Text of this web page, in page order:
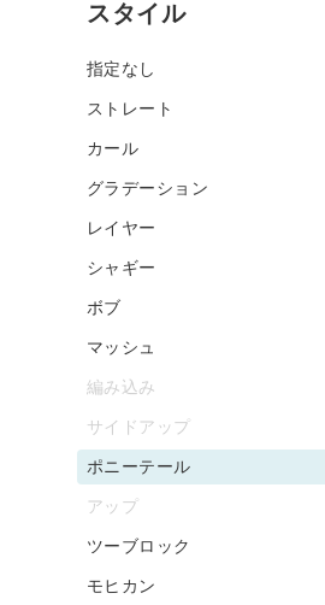
スタイル
指定なし
ストレート
カール
グラデーション
レイヤー
シャギー
ボブ
マッシュ
編み込み
サイドアップ
ポニーテール
アップ
ツーブロック
モヒカン